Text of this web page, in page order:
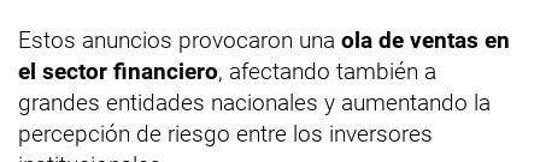
Estos anuncios provocaron una ola de ventas en
el sector financiero, afectando también a
grandes entidades nacionales y aumentando la
percepción de riesgo entre los inversores